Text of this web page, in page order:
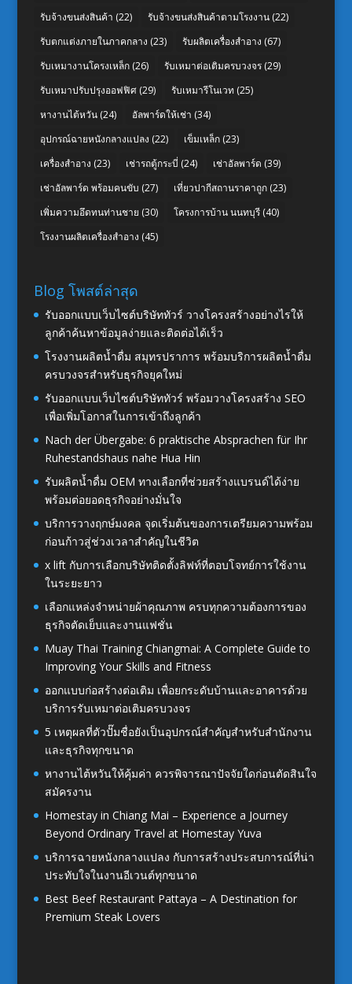
รับจ้างขนส่งสินค้า (22) รับจ้างขนส่งสินค้าตามโรงงาน(22)
รับตกแต่งภายในภาคกลาง (23) รับผลิตเครื่องสำอาง (67)
รับเหมางานโครงเหล็ก(26) รับเหมาต่อเติมครบวงจร(29)
รับเหมาปรับปรุงออฟฟิศ(29) รับเหมารีโนเวท (25)
หางานไต้หวัน(24) อัลพาร์ดให้เช่า (34)
อุปกรณ์ฉายหนังกลางแปลง (22) เข็มเหล็ก(23)
เครื่องสำอาง (23) เช่ารถตู้กระบี่ (24) เช่าอัลพาร์ด (39)
เช่าอัลพาร์ด พร้อมคนขับ (27) เที่ยวปากีสถานราคาถูก(23)
เพิ่มความอึดทนท่านชาย (30) โครงการบ้าน นนทบุรี(40)
โรงงานผลิตเครื่องสำอาง (45)
Blog โพสต์ล่าสุด
รับออกแบบเว็บไซต์บริษัททัวร์ วางโครงสร้างอย่างไรให้
ลูกค้าค้นหาข้อมูลง่ายและติดต่อได้เร็ว
โรงงานผลิตน้ำดื่ม สมุทรปราการ พร้อมบริการผลิตน้ำดื่ม
ครบวงจรสำหรับธุรกิจยุคใหม่
รับออกแบบเว็บไซต์บริษัททัวร์ พร้อมวางโครงสร้าง SEO
เพื่อเพิ่มโอกาสในการเข้าถึงลูกค้า
Nach der Übergabe: 6 praktische Absprachen für Ihr
Ruhestandshaus nahe Hua Hin
รับผลิตน้ำดื่ม OEM ทางเลือกที่ช่วยสร้างแบรนด์ได้ง่าย
พร้อมต่อยอดธุรกิจอย่างมั่นใจ
บริการวางฤกษ์มงคล จุดเริ่มต้นของการเตรียมความพร้อม
ก่อนก้าวสู่ช่วงเวลาสำคัญในชีวิต
x lift กับการเลือกบริษัทติดตั้งลิฟท์ที่ตอบโจทย์การใช้งาน
ในระยะยาว
เลือกแหล่งจำหน่ายผ้าคุณภาพ ครบทุกความต้องการของ
ธุรกิจตัดเย็บและงานแฟชั่น
Muay Thai Training Chiangmai: A Complete Guide to
Improving Your Skills and Fitness
ออกแบบก่อสร้างต่อเติม เพื่อยกระดับบ้านและอาคารด้วย
บริการรับเหมาต่อเติมครบวงจร
5 เหตุผลที่ตัวปั๊มชื่อยังเป็นอุปกรณ์สำคัญสำหรับสำนักงาน
และธุรกิจทุกขนาด
หางานไต้หวันให้คุ้มค่า ควรพิจารณาปัจจัยใดก่อนตัดสินใจ
สมัครงาน
Homestay in Chiang Mai – Experience a Journey
Beyond Ordinary Travel at Homestay Yuva
บริการฉายหนังกลางแปลง กับการสร้างประสบการณ์ที่น่า
ประทับใจในงานอีเวนต์ทุกขนาด
Best Beef Restaurant Pattaya – A Destination for
Premium Steak Lovers